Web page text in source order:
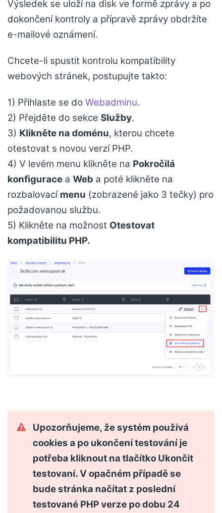
Výsledek se uloží na disk ve formě zprávy a po
dokončení kontroly a přípravě zprávy obdržíte
e-mailové oznámení.
Chcete-li spustit kontrolu kompatibility
webových stránek, postupujte takto:
1) Přihlaste se do Webadminu.
2) Přejděte do sekce Služby.
3) Klikněte na doménu, kterou chcete
otestovat s novou verzí PHP.
4) V levém menu klikněte na Pokročilá
konfigurace a Web a poté klikněte na
rozbalovací menu (zobrazené jako 3 tečky) pro
požadovanou službu.
5) Klikněte na možnost Otestovat
kompatibilitu PHP.
Upozorňujeme, že systém používá
cookies a po ukončení testování je
potřeba kliknout na tlačítko Ukončit
testovaní. V opačném případě se
bude stránka načítat z poslední
testované PHP verze po dobu 24